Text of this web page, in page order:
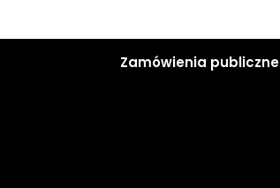
Zamówienia publiczne